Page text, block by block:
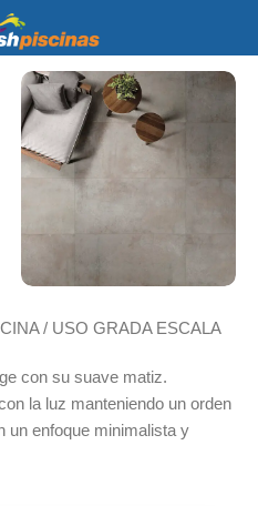
y Quinchos
/ USO GRADA ESCALA
con su suave matiz.
la luz manteniendo un orden
un enfoque minimalista y